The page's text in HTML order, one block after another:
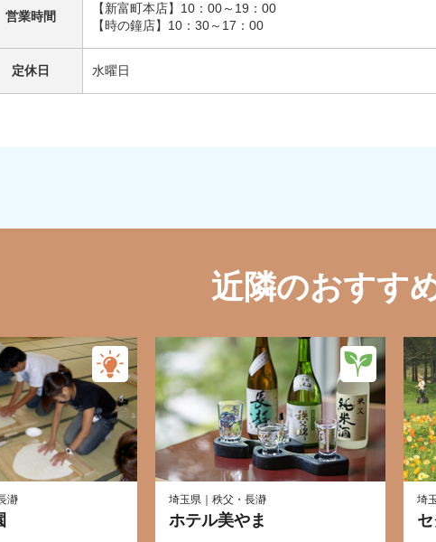
営業時間
【新富町本店】10：00～19：00
【時の鐘店】10：30～17：00
定休日 水曜日
近隣のおすす
瀞 埼玉県｜秩父・長瀞
ホテル美やま
埼